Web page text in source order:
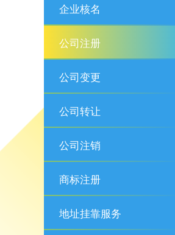
企业核名
公司注册
公司变更
公司转让
公司注销
商标注册
地址挂靠服务